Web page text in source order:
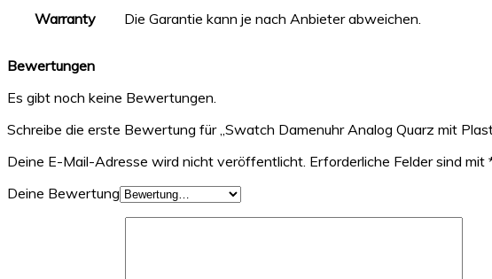
Warranty Die Garantie kann je nach Anbieter abweichen.
Bewertungen
Es gibt noch keine Bewertungen.
Schreibe die erste Bewertung für „Swatch Damenuhr Analog Quarz mit
Deine E-Mail-Adresse wird nicht veröffentlicht. Erforderliche Felder sind mit
Deine Bewertung